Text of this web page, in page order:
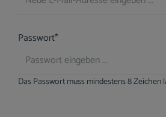
Passwort*
Das Passwort muss mindestens 8 Zeichen